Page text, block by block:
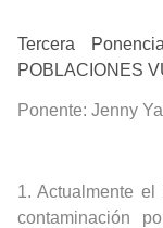
Tercera
POBLACIONES
Ponente: Jenny
1. Actualmente
contaminación